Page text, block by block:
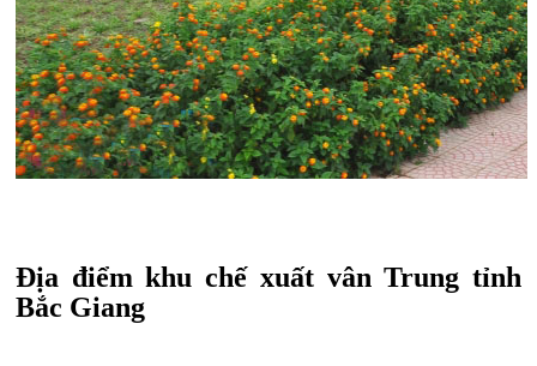
Địa điểm khu chế xuất vân Trung tỉnh
Bắc Giang